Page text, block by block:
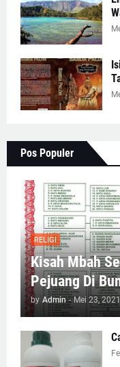
Pos Populer
RELIGI
Kisah Mbah
Pejuang Di
by Admin - Mei 23, 2021